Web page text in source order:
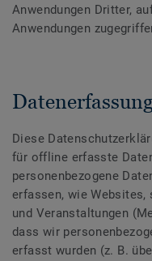
Anwendungen Dritter,
Anwendungen
Diese
für offline erfasste
personenbezogene
erfassen, wie
und Veranstaltungen
dass wir
erfasst wurden (z. B.